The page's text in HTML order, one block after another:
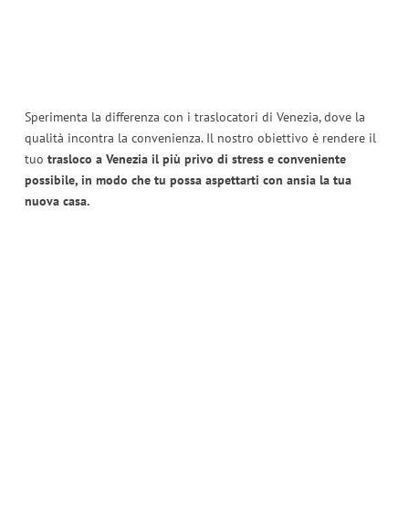
Sperimenta la differenza con i traslocatori di Venezia, dove la
qualità incontra la convenienza. Il nostro obiettivo è rendere il
tuo trasloco a Venezia il più privo di stress e conveniente
possibile, in modo che tu possa aspettarti con ansia la tua
nuova casa.